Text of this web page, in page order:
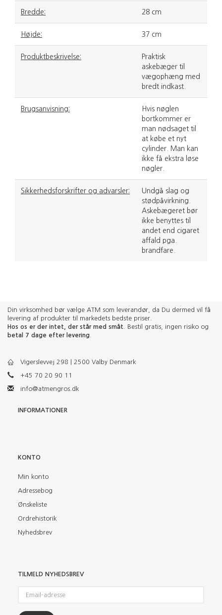
Bredde: 28 cm
Højde: 37 cm
Produktbeskrivelse:
Praktisk
askebæger til
vægophæng med
bredt indkast.
Brugsanvisning:
Hvis nøglen
bortkommer er
man nødsaget til
at købe et nyt
cylinder. Man kan
ikke få ekstra løse
nøgler.
Sikkerhedsforskrifter og advarsler:
Undgå slag og
stødpåvirkning.
Askebægeret bør
ikke benyttes til
andet end cigaret
affald pga.
brandfare.
Din virksomhed bør vælge ATM som leverandør, da Du dermed vil få
levering af produkter til markedets bedste priser.
Hos os er der intet, der står med småt . Bestil gratis, ingen risiko og
betal 7 dage efter levering
Vigerslevvej 298 | 2500 Valby Denmark
+45 70 20 90 11
info@atmengros.dk
INFORMATIONER
KONTO
Min konto
Adressebog
Ønskeliste
Ordrehistorik
Nyhedsbrev
TILMELD NYHEDSBREV
adresse